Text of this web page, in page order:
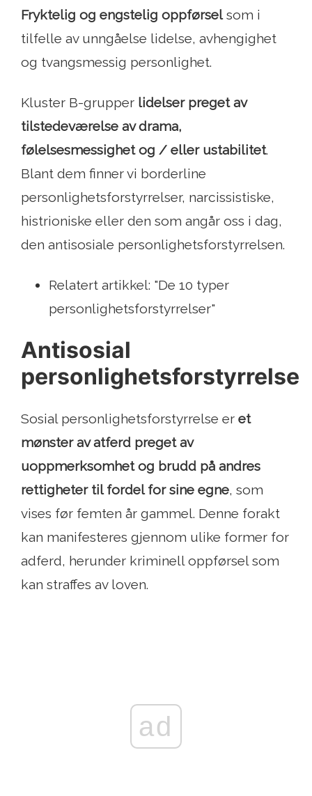
Fryktelig og engstelig oppførselsom i
tilfelle av unngåelse lidelse, avhengighet
og tvangsmessig personlighet.
Kluster B-grupper lidelser preget av
tilstedeværelse av drama,
følelsesmessighet og / eller ustabilitet.
Blant dem finner vi borderline
personlighetsforstyrrelser, narcissistiske,
histrioniske eller den som angår oss i dag,
den antisosiale personlighetsforstyrrelsen.
Relatert artikkel: "De 10 typer
personlighetsforstyrrelser"
Antisosial
personlighetsforstyrrelse
Sosial personlighetsforstyrrelse er et
mønster av atferd preget av
uoppmerksomhet og brudd på andres
rettigheter til fordel for sine egne, som
vises før femten år gammel. Denne forakt
kan manifesteres gjennom ulike former for
adferd, herunder kriminell oppførsel som
kan straffes av loven.
ad